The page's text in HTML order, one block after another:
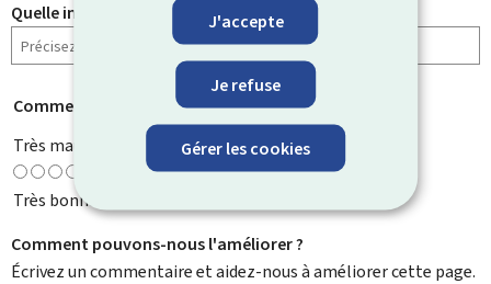
J'accepte
Je refuse
Gérer les cookies
Quelle information cherchiez-vous ?
Comment évaluez-vous cette page ? *
Très mauvaise
Très bonne
Comment pouvons-nous l'améliorer ?
Écrivez un commentaire et aidez-nous à améliorer cette page.